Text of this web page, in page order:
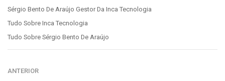
Sérgio Bento De Araújo Gestor Da Inca Tecnologia
Tudo Sobre Inca Tecnologia
Tudo Sobre Sérgio Bento De Araújo
ANTERIOR